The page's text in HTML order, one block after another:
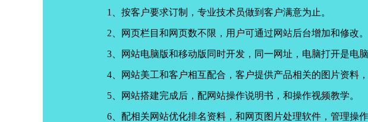
1、按客户要求订制，专业技术员做到客户满意为止。
2、网页栏目和网页数不限，用户可通过网站后台增加和修改。
3、网站电脑版和移动版同时开发，同一网址，电脑打开是电
4、网站美工和客户相互配合，客户提供产品相关的图片资料
5、网站搭建完成后，配网站操作说明书，和操作视频教学。
6、配相关网站优化排名资料，和网页图片处理软件，管理操